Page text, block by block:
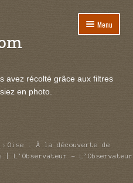
Menu
le
menu
enfant
Ouvrir
le
avez récolté grâce aux filtres
en photo.
Oise : À la découverte de
| L’Observateur – L’Observateur